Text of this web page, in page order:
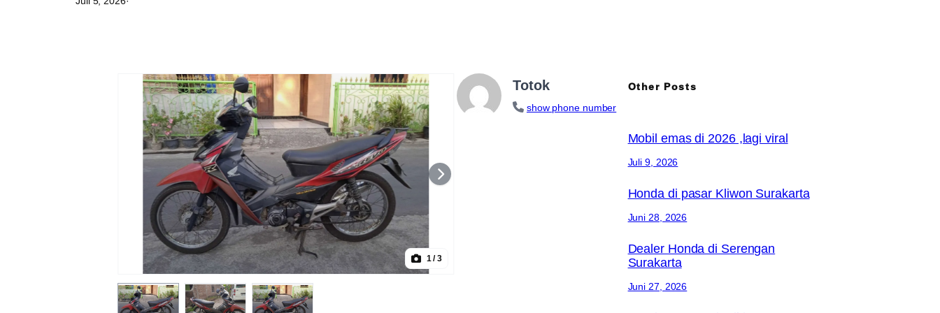
1/ 3
Totok
show phone number
Other Posts
Mobil emas di 2026 ,lagi viral
Juli 9, 2026
Honda di pasar Kliwon Surakarta
Juni 28, 2026
Dealer Honda di Serengan
Surakarta
Juni 27, 2026